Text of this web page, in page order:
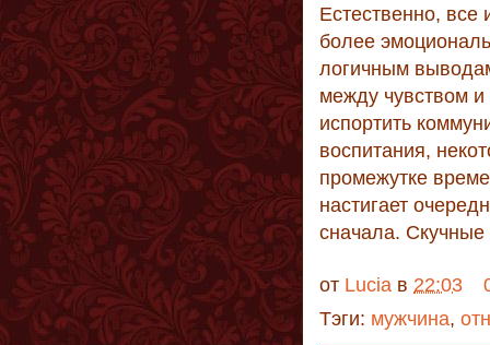
Естественно,
более
логичным
между чувством
испортить
воспитания,
промежутке
настигает
сначала.
от Lucia в 22:03
Тэги: мужчина,